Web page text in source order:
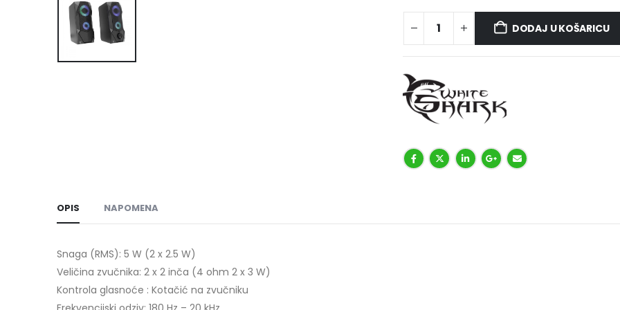
DODAJ U KOŠARICU
OPIS NAPOMENA
Snaga (RMS): 5 W (2 x 2.5 W)
Veličina zvučnika: 2 x 2 inča (4 ohm 2 x 3 W)
Kontrola glasnoće : Kotačić na zvučniku